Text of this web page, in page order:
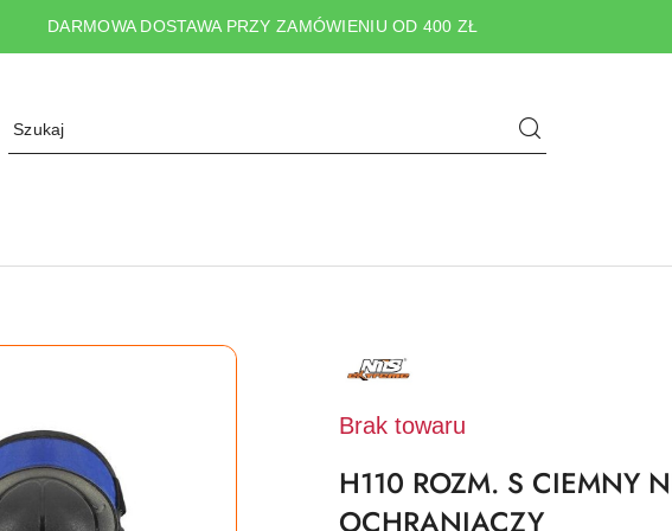
DARMOWA DOSTAWA PRZY ZAMÓWIENIU OD 400 ZŁ
PRODUCENTA:
NILS
Brak towaru
H110 ROZM. S CIEMNY
OCHRANIACZY